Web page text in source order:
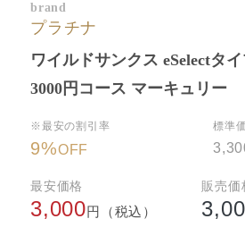
brand
プラチナ
ワイルドサンクス eSelectタ
3000円コース マーキュリー
※最安の割引率
9%OFF
標準
最安価格
3,000円（税込）
販売価